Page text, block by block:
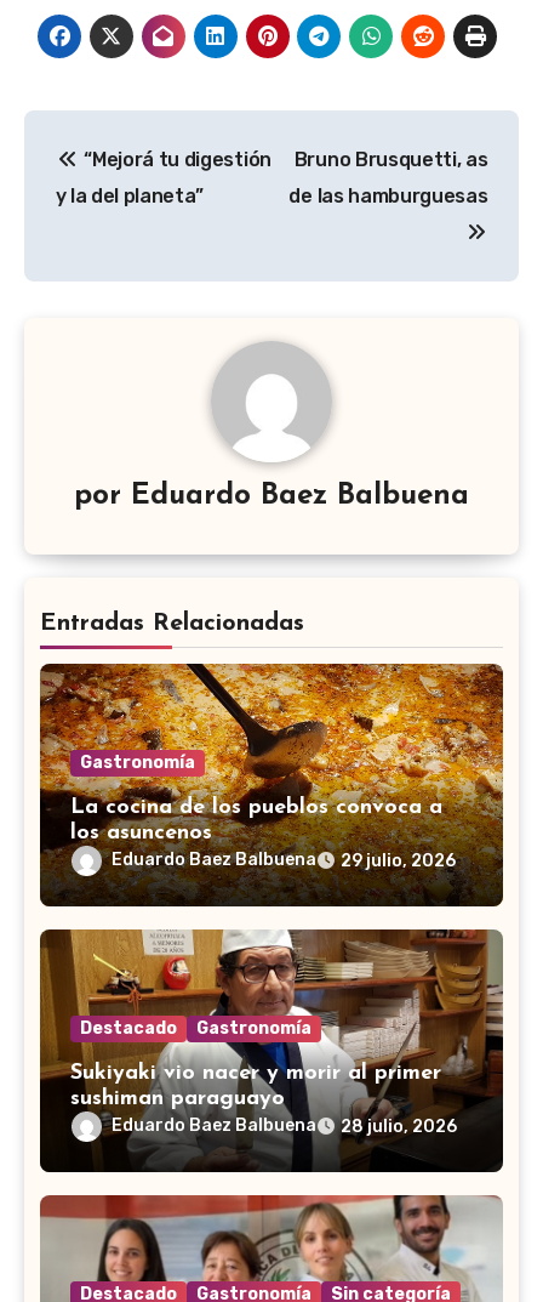
de
“Mejorá tu digestión
y la del planeta”
Bruno Brusquetti, as
de las hamburguesas
por Eduardo Baez Balbuena
Entradas Relacionadas
Gastronomía
La cocina de los pueblos convoca a
los asuncenos
Eduardo Baez Balbuena 29 julio, 2026
Destacado Gastronomía
Sukiyaki vio nacer y morir al primer
sushiman paraguayo
Eduardo Baez Balbuena 28 julio, 2026
Destacado Gastronomía Sin categoría